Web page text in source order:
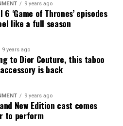
est et expedita distinctio.
soluta nobis est eligendi optio
id
assumenda est, omnis
occaecat cupidatat non
officia deserunt mollit anim
9 years ago
6 ‘Game of Thrones’ episodes
like a full season
9 years ago
to Dior Couture, this taboo
is back
9 years ago
New Edition cast comes
to perform